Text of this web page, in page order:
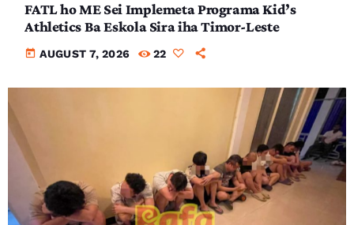
FATL ho ME Sei Implemeta Programa Kid’s
Athletics Ba Eskola Sira iha Timor-Leste
today AUGUST 7, 2026 22